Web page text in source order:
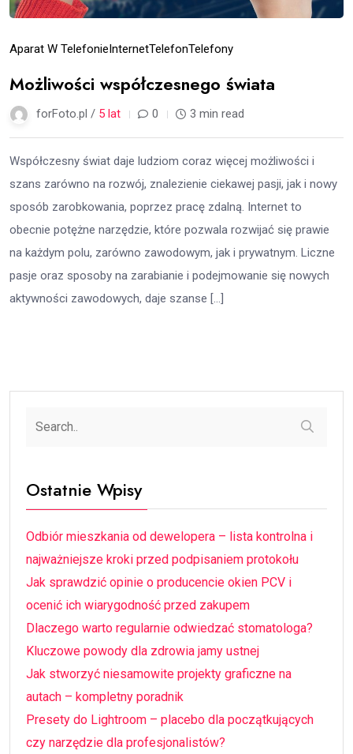
Aparat W TelefonieInternetTelefonTelefony
Możliwości współczesnego świata
forFoto.pl / 5 lat 0 3 min read
Współczesny świat daje ludziom coraz więcej możliwości i
szans zarówno na rozwój, znalezienie ciekawej pasji, jak i nowy
sposób zarobkowania, poprzez pracę zdalną. Internet to
obecnie potężne narzędzie, które pozwala rozwijać się prawie
na każdym polu, zarówno zawodowym, jak i prywatnym. Liczne
pasje oraz sposoby na zarabianie i podejmowanie się nowych
aktywności zawodowych, daje szanse […]
Ostatnie Wpisy
Odbiór mieszkania od dewelopera – lista kontrolna i
najważniejsze kroki przed podpisaniem protokołu
Jak sprawdzić opinie o producencie okien PCV i
ocenić ich wiarygodność przed zakupem
Dlaczego warto regularnie odwiedzać stomatologa?
Kluczowe powody dla zdrowia jamy ustnej
Jak stworzyć niesamowite projekty graficzne na
autach – kompletny poradnik
Presety do Lightroom – placebo dla początkujących
czy narzędzie dla profesjonalistów?